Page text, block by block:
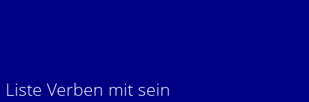
Liste Verben mit sein